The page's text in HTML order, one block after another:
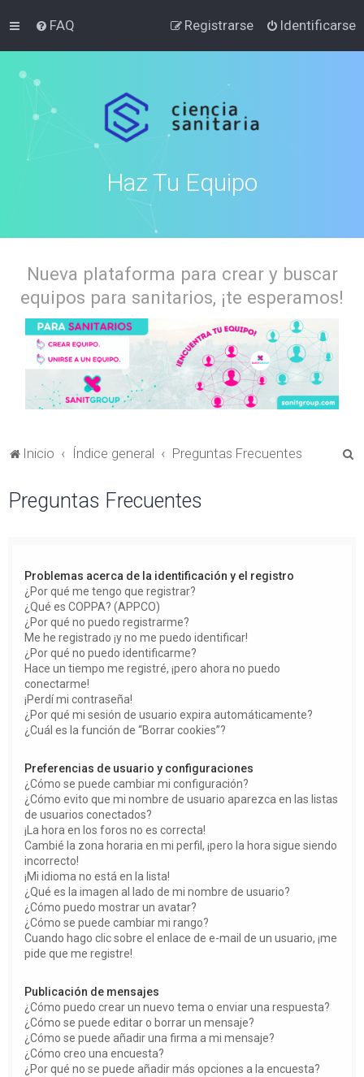
FAQ Identificarse
Registrarse
Haz Tu Equipo
Nueva plataforma para crear y buscar
equipos para sanitarios, ¡te esperamos!
Inicio Índice general Preguntas Frecuentes
Preguntas Frecuentes
Problemas acerca de la identificación y el registro
¿Por qué me tengo que registrar?
¿Qué es COPPA? (APPCO)
¿Por qué no puedo registrarme?
Me he registrado ¡y no me puedo identificar!
¿Por qué no puedo identificarme?
Hace un tiempo me registré, ¡pero ahora no puedo
conectarme!
¡Perdí mi contraseña!
¿Por qué mi sesión de usuario expira automáticamente?
¿Cuál es la función de “Borrar cookies”?
Preferencias de usuario y configuraciones
¿Cómo se puede cambiar mi configuración?
¿Cómo evito que mi nombre de usuario aparezca en las listas
de usuarios conectados?
¡La hora en los foros no es correcta!
Cambié la zona horaria en mi perfil, ¡pero la hora sigue siendo
incorrecto!
¡Mi idioma no está en la lista!
¿Qué es la imagen al lado de mi nombre de usuario?
¿Cómo puedo mostrar un avatar?
¿Cómo se puede cambiar mi rango?
Cuando hago clic sobre el enlace de e-mail de un usuario, ¡me
pide que me registre!
Publicación de mensajes
¿Cómo puedo crear un nuevo tema o enviar una respuesta?
¿Cómo se puede editar o borrar un mensaje?
¿Cómo se puede añadir una firma a mi mensaje?
¿Cómo creo una encuesta?
¿Por qué no se puede añadir más opciones a la encuesta?